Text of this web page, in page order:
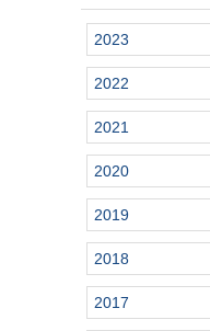
2023
2022
2021
2020
2019
2018
2017